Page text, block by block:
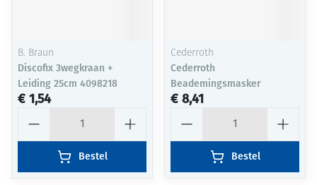
B. Braun
Discofix 3wegkraan +
Leiding 25cm 4098218
€ 1,54
Bestel
Cederroth
Cederroth
Beademingsmasker
€ 8,41
Bestel